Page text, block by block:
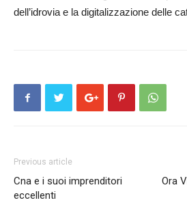
dell’idrovia e la digitalizzazione delle
Previous article
Cna e i suoi imprenditori
eccellenti
Ora